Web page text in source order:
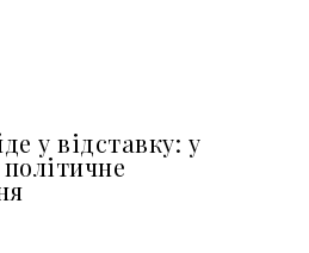
у відставку: у